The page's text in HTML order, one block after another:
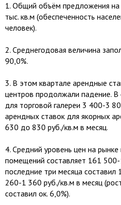
1.​ Общий объём предложения на
тыс. кв.м (обеспеченность
человек).
2.​ Среднегодовая величина
90,0%.
3.​ В этом квартале арендные
центров продолжали падение. В
для торговой галереи 3 400-3
арендных ставок для якорных
630 до 830 руб./кв.м в месяц.
4.​ Средний уровень цен на
помещений составляет 161
последние три месяца
260-1 360 руб./кв.м в месяц
составил ок. 6,0%).